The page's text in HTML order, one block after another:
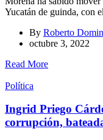
Yucatán de guinda, con
By Roberto
octubre 3, 2022
Read More
Política
Ingrid Priego
corrupción,